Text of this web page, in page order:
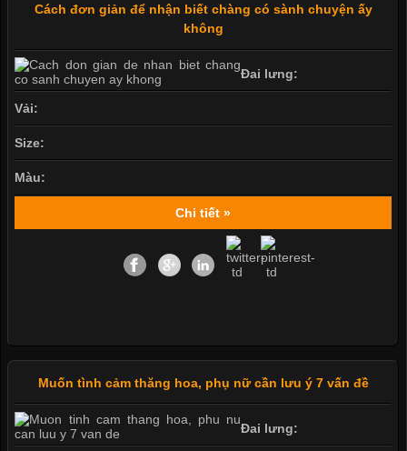
Cách đơn giản để nhận biết chàng có sành chuyện ấy
không
Đai lưng:
Vải:
Size:
Màu:
Chi tiết »
Muốn tình cảm thăng hoa, phụ nữ cần lưu ý 7 vấn đề
Đai lưng: